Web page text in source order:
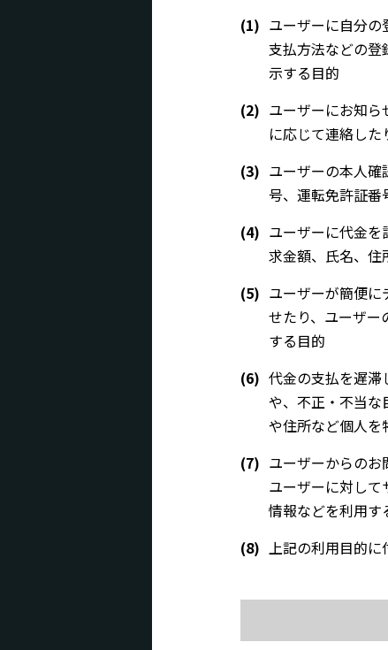
(1) ユーザーに自分の
支払方法などの登
示する目的
(2) ユーザーにお知
に応じて連絡し
(3) ユーザーの本人
号、運転免許証番
(4) ユーザーに代金
求金額、氏名、住
(5) ユーザーが簡便
せたり、ユーザー
する目的
(6) 代金の支払を遅滞
や、不正・不当な
や住所など個人を
(7) ユーザーからの
ユーザーに対し
情報などを利用す
(8) 上記の利用目的に